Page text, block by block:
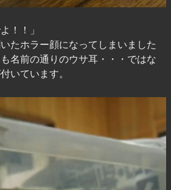
！！」
たホラー顔になってしまいました
名前の通りのウサ耳・・・ではな
いています。